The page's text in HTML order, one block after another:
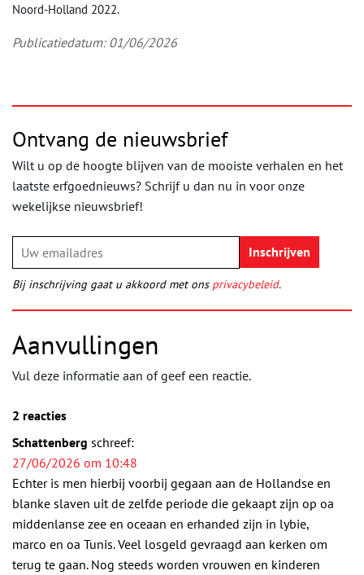
Noord-Holland 2022.
Publicatiedatum: 01/06/2026
Ontvang de nieuwsbrief
Wilt u op de hoogte blijven van de mooiste verhalen en het
laatste erfgoednieuws? Schrijf u dan nu in voor onze
wekelijkse nieuwsbrief!
Bij inschrijving gaat u akkoord met ons privacybeleid.
Aanvullingen
Vul deze informatie aan of geef een reactie.
2 reacties
Schattenberg schreef:
27/06/2026 om 10:48
Echter is men hierbij voorbij gegaan aan de Hollandse en
blanke slaven uit de zelfde periode die gekaapt zijn op oa
middenlanse zee en oceaan en erhanded zijn in lybie,
marco en oa Tunis. Veel losgeld gevraagd aan kerken om
terug te gaan. Nog steeds worden vrouwen en kinderen